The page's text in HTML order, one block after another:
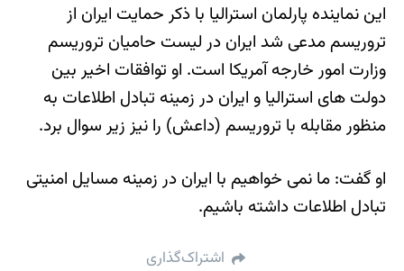
این نماینده پارلمان استرالیا با ذکر حمایت ایران از
تروریسم مدعی شد ایران در لیست حامیان تروریسم
وزارت امور خارجه آمریکا است. او توافقات اخیر بین
دولت های استرالیا و ایران در زمینه تبادل اطلاعات به
منظور مقابله با تروریسم (داعش) را نیز زیر سوال برد.
او گفت: ما نمی خواهیم با ایران در زمینه مسایل امنیتی
تبادل اطلاعات داشته باشیم.
اشتراک‌گذاری